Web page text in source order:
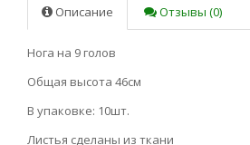
Описание Отзывы (0)
Нога на 9 голов
Общая высота 46см
В упаковке: 10шт.
Листья сделаны из ткани